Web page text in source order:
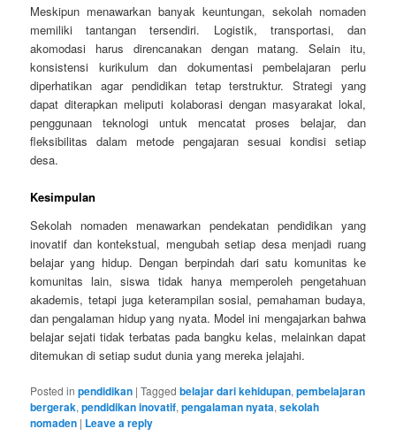
Meskipun menawarkan banyak keuntungan, sekolah nomaden
memiliki tantangan tersendiri. Logistik, transportasi, dan
akomodasi harus direncanakan dengan matang. Selain itu,
konsistensi kurikulum dan dokumentasi pembelajaran perlu
diperhatikan agar pendidikan tetap terstruktur. Strategi yang
dapat diterapkan meliputi kolaborasi dengan masyarakat lokal,
penggunaan teknologi untuk mencatat proses belajar, dan
fleksibilitas dalam metode pengajaran sesuai kondisi setiap
desa.
Kesimpulan
Sekolah nomaden menawarkan pendekatan pendidikan yang
inovatif dan kontekstual, mengubah setiap desa menjadi ruang
belajar yang hidup. Dengan berpindah dari satu komunitas ke
komunitas lain, siswa tidak hanya memperoleh pengetahuan
akademis, tetapi juga keterampilan sosial, pemahaman budaya,
dan pengalaman hidup yang nyata. Model ini mengajarkan bahwa
belajar sejati tidak terbatas pada bangku kelas, melainkan dapat
ditemukan di setiap sudut dunia yang mereka jelajahi.
Posted in pendidikan |Tagged belajar dari kehidupan,pembelajaran
bergerak,pendidikan inovatif,pengalaman nyata,sekolah
nomaden | Leave a reply